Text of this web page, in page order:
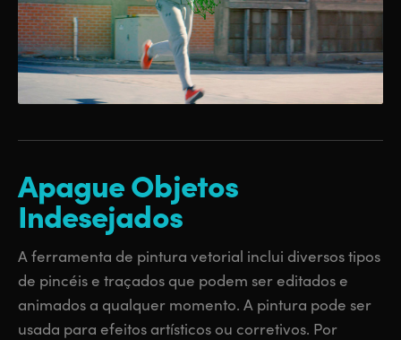
Apague Objetos
Indesejados
A ferramenta de pintura vetorial inclui diversos tipos
de pincéis e traçados que podem ser editados e
animados a qualquer momento. A pintura pode ser
usada para efeitos artísticos ou corretivos. Por